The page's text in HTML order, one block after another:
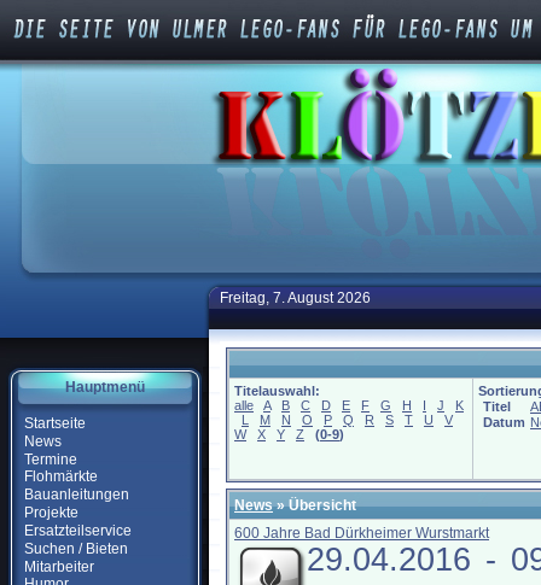
Hauptmenü
Startseite
News
Termine
Flohmärkte
Bauanleitungen
Projekte
Ersatzteilservice
Suchen / Bieten
Mitarbeiter
Freitag, 7. August 2026
Titelauswahl:
alle
A B C D E F G H I J
K
L
M N O P Q R S T U
V
W
X Y Z (0-9)
Titel
Datum
News» Übersicht
600 Jahre Bad Dürkheimer Wurstmarkt
29.04.2016 -